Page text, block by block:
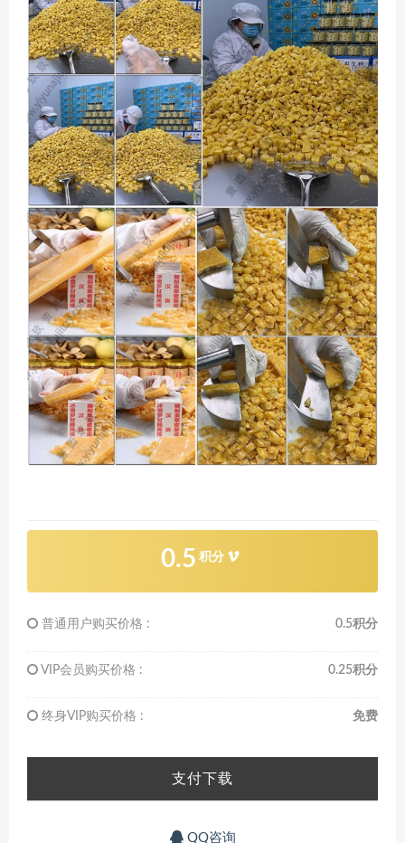
0.5 积分
普通用户购买价格 : 0.5积分
VIP会员购买价格 : 0.25积分
终身VIP购买价格 : 免费
支付下载
QQ咨询